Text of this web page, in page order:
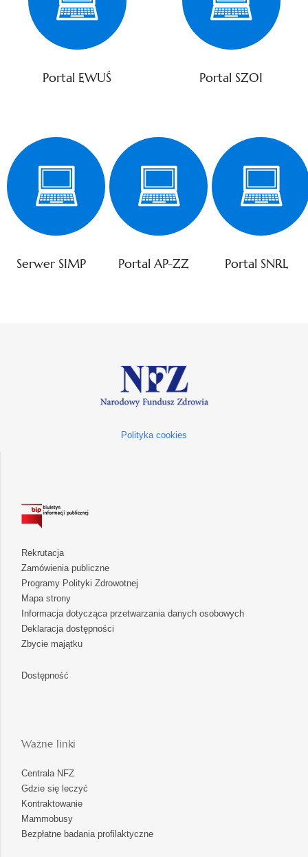
Portal EWUŚ Portal SZOI
Serwer SIMP Portal AP-ZZ Portal SNRL
Polityka cookies
Rekrutacja
Zamówienia publiczne
Programy Polityki Zdrowotnej
Mapa strony
Informacja dotycząca przetwarzania danych osobowych
Deklaracja dostępności
Zbycie majątku
Dostępność
Ważne linki
Centrala NFZ
Gdzie się leczyć
Kontraktowanie
Mammobusy
Bezpłatne badania profilaktyczne